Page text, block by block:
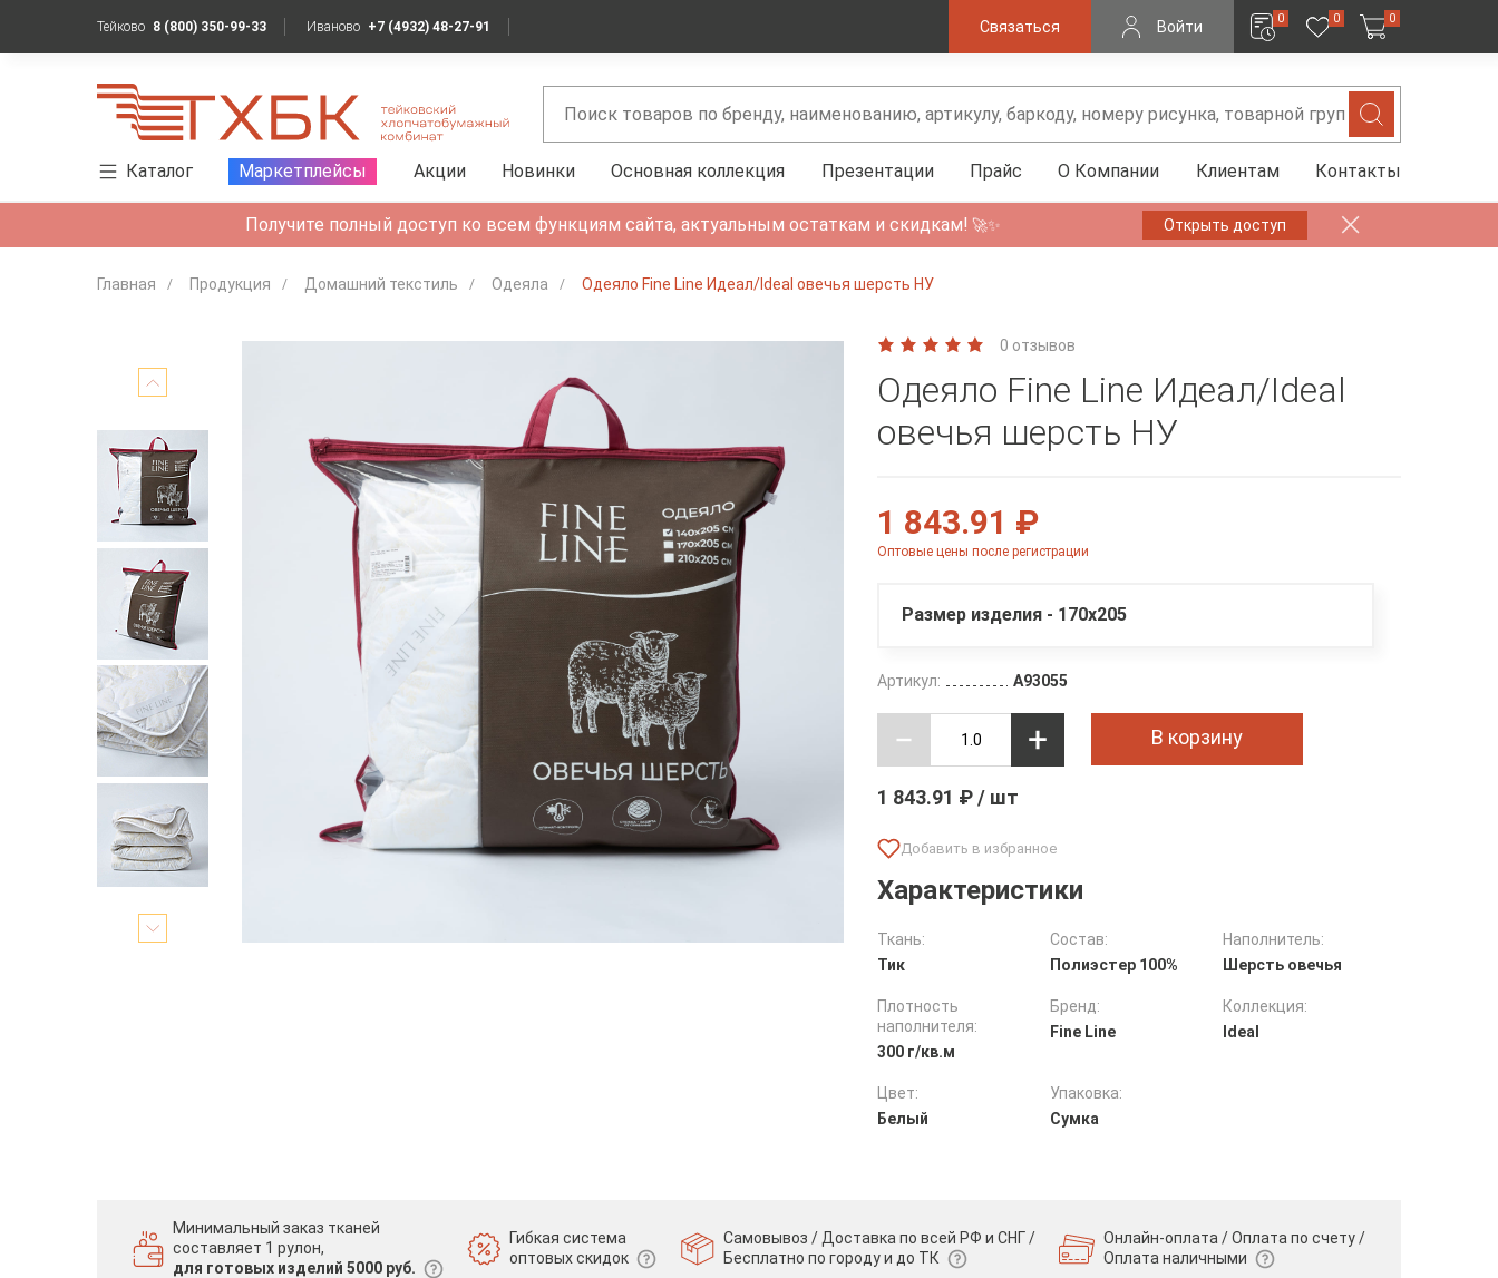
Тейково 8 (800) 350-99-33 Иваново +7 (4932) 48-27-91 Связаться Войти 0 0 0
Каталог Маркетплейсы Акции Новинки Основная коллекция Презентации Прайс О Компании Клиентам Контакты
Получите полный доступ ко всем функциям сайта, актуальным остаткам и скидкам! 🚀✨ Открыть доступ
Главная Продукция Домашний текстиль Одеяла Одеяло Fine Line Идеал/Ideal овечья шерсть НУ
0 отзывов
Одеяло Fine Line Идеал/Ideal
овечья шерсть НУ
1 843.91 ₽
Оптовые цены после регистрации
Размер изделия - 170х205
Артикул: A93055
В корзину
1 843.91 ₽ / шт
Характеристики
Ткань:
Тик
Состав:
Полиэстер 100%
Наполнитель:
Шерсть овечья
Плотность
наполнителя:
300 г/кв.м
Бренд:
Fine Line
Коллекция:
Ideal
Цвет:
Белый
Упаковка:
Сумка
Минимальный заказ тканей
составляет 1 рулон,
для готовых изделий 5000 руб.
Гибкая система
оптовых скидок
Самовывоз / Доставка по всей РФ и СНГ /
Бесплатно по городу и до ТК
Онлайн-оплата / Оплата по счету /
Оплата наличными